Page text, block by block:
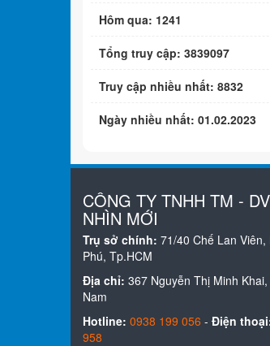
Hôm qua: 1241
Tổng truy cập: 3839097
Truy cập nhiều nhất: 8832
Ngày nhiều nhất: 01.02.2023
CÔNG TY TNHH TM -
NHÌN MỚI
Trụ sở chính: 71/40 Chế Lan
Phú, Tp.HCM
Địa chỉ: 367 Nguyễn Thị Minh
Nam
Hotline: 0938 199 056 - Điện
958